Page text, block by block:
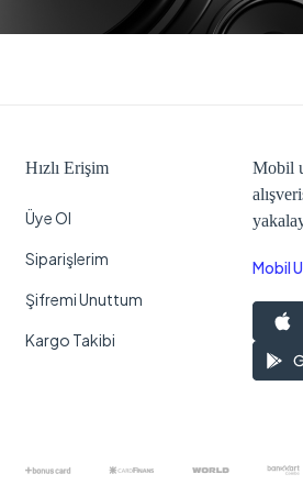
Hızlı Erişim
Üye Ol
Siparişlerim
Şifremi Unuttum
Kargo Takibi
Mobil
Mobil